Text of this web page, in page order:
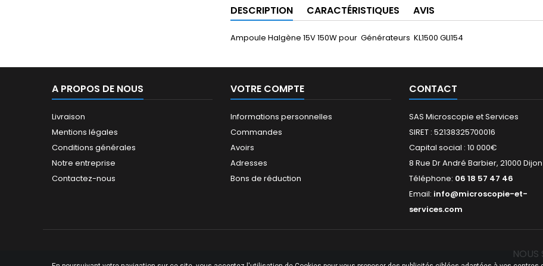
DESCRIPTION CARACTÉRISTIQUES AVIS
Ampoule Halgène 15V 150W pour Générateurs KL1500 GLI154
A PROPOS DE NOUS
Livraison
Mentions légales
Conditions générales
Notre entreprise
Contactez-nous
VOTRE COMPTE
Informations personnelles
Commandes
Avoirs
Adresses
Bons de réduction
CONTACT
SAS Microscopie et Services
SIRET : 52138325700016
Capital social : 10 000€
8 Rue Dr André Barbier, 21000 Dijon
Téléphone: 06 18 57 47 46
Email: info@microscopie-et-
services.com
NOUS